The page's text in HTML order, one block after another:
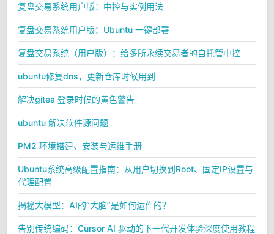
复盘交易系统用户版：中控与实例用法
复盘交易系统用户版：Ubuntu 一键部署
复盘交易系统（用户版）：给多所永续交易者的自托管中控
ubuntu修复dns，更新仓库时候用到
解决gitea 登录时候的黄色警告
ubuntu 解决软件源问题
PM2 环境搭建、安装与运维手册
Ubuntu系统高级配置指南：从用户切换到Root、固定IP设置与
代理配置
揭秘大模型：AI的“大脑”是如何运作的？
告别传统编码：Cursor AI 驱动的下一代开发体验深度使用教程